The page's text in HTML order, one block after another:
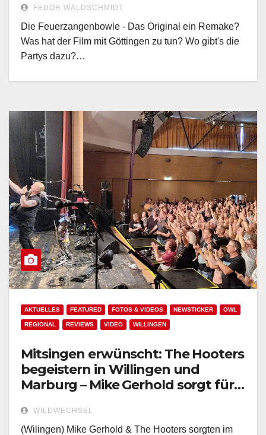
FEDOR WALDSCHMIDT
Die Feuerzangenbowle - Das Original ein Remake?
Was hat der Film mit Göttingen zu tun? Wo gibt's die
Partys dazu?…
AKTUELLES FEATURED FOTOS & VIDEOS NEWSTICKER OWL
REGIONAL REVIEWS VIDEO WILLINGEN
Mitsingen erwünscht: The Hooters
begeistern in Willingen und
Marburg – Mike Gerhold sorgt für
WILDWECHSEL
(Wilingen) Mike Gerhold & The Hooters sorgten im